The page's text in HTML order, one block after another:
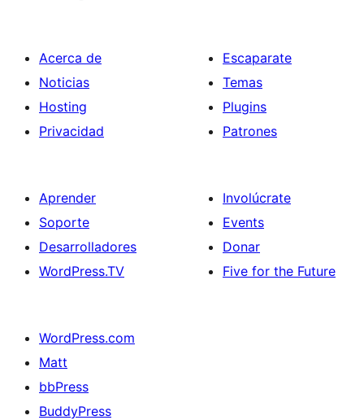
Acerca de
Noticias
Hosting
Privacidad
Escaparate
Temas
Plugins
Patrones
Aprender
Soporte
Desarrolladores
WordPress.TV
Involúcrate
Events
Donar
Five for the Future
WordPress.com
Matt
bbPress
BuddyPress